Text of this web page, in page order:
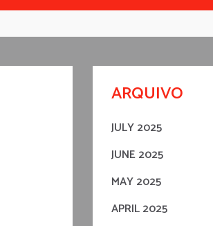
ARQUIVO
JULY 2025
JUNE 2025
MAY 2025
APRIL 2025